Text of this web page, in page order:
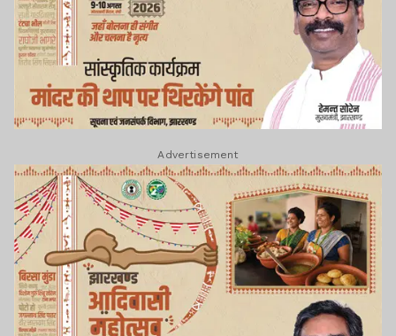
Advertisement